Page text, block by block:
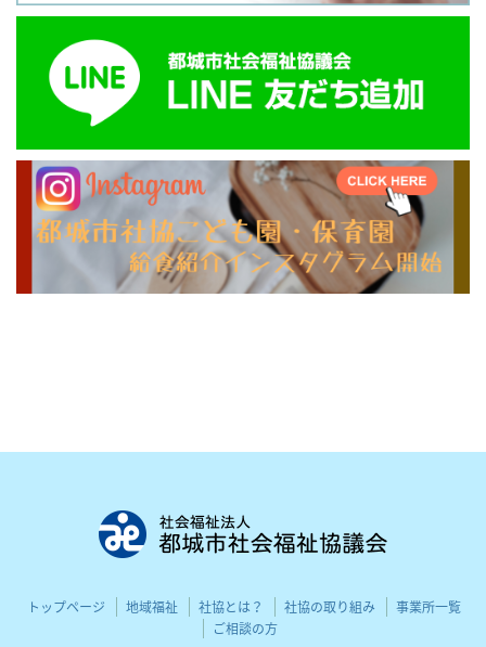
トップページ 地域福祉 社協とは？ 社協の取り組み
事業所一覧
ご相談の方